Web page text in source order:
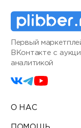
Первый
ВКонтакте с
аналитикой
О НАС